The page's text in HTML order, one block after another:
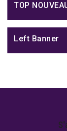
TOP
Left Banner